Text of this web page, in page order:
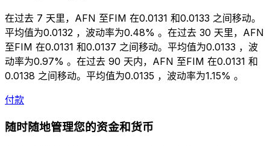
在过去 7 天里，AFN 至FIM 在0.0131 和0.0133 之间移动。
平均值为0.0132 ，波动率为0.48% 。在过去 30 天里，AFN
至FIM 在0.0131 和0.0137 之间移动。平均值为0.0133 ，波
动率为0.97% 。在过去 90 天内，AFN 至FIM 在0.0131 和
0.0138 之间移动。平均值为0.0135 ，波动率为1.15% 。
付款
随时随地管理您的资金和货币